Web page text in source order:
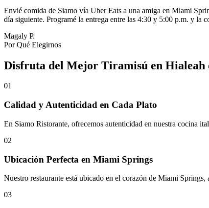
Envié comida de Siamo vía Uber Eats a una amiga en Miami
día siguiente. Programé la entrega entre las 4:30 y 5:00 p.m. y la
Magaly P.
Por Qué Elegirnos
Disfruta del Mejor Tiramisú en Hialeah
01
Calidad y Autenticidad en Cada Plato
En Siamo Ristorante, ofrecemos autenticidad en nuestra cocina
02
Ubicación Perfecta en Miami Springs
Nuestro restaurante está ubicado en el corazón de Miami
03